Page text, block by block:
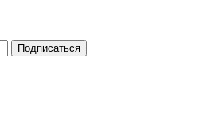
Подписаться